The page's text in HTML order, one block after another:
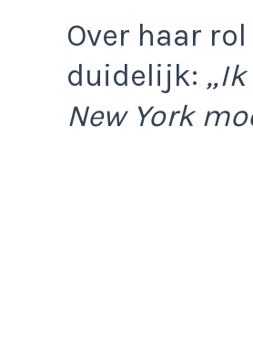
Over haar
duidelijk:
New York